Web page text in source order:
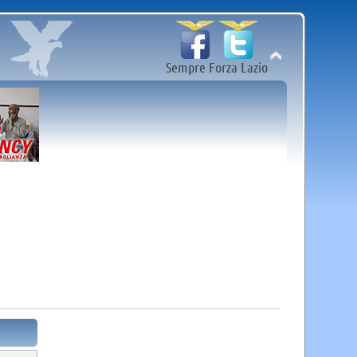
Sempre Forza Lazio